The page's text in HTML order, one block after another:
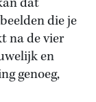
die je
na de vier
en
genoeg,